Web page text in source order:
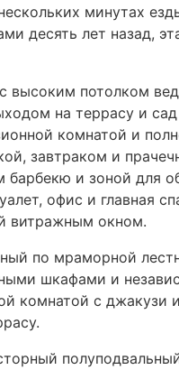
минутах
десять лет назад,
высоким потолком
на террасу и сад
комнатой и
завтраком и
барбекю и зоной для
офис и главная
витражным окном.
по мраморной
шкафами и
комнатой с джакузи